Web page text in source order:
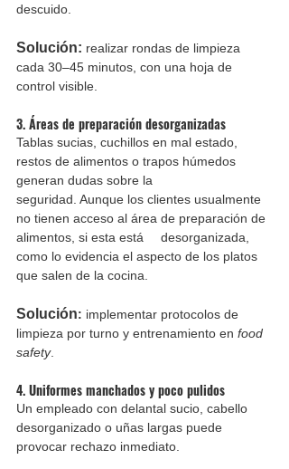
descuido.
Solución: realizar rondas de limpieza
cada 30–45 minutos, con una hoja de
control visible.
3. Áreas de preparación desorganizadas
Tablas sucias, cuchillos en mal estado,
restos de alimentos o trapos húmedos
generan dudas sobre la
seguridad. Aunque los clientes usualmente
no tienen acceso al área de preparación de
alimentos, si esta está 	desorganizada,
como lo evidencia el aspecto de los platos
que salen de la cocina.
Solución: implementar protocolos de
limpieza por turno y entrenamiento en food
safety.
4. Uniformes manchados y poco pulidos
Un empleado con delantal sucio, cabello
desorganizado o uñas largas puede
provocar rechazo inmediato.